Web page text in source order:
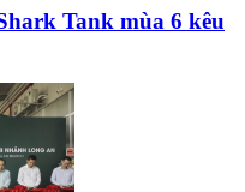
Tank mùa 6 kêu